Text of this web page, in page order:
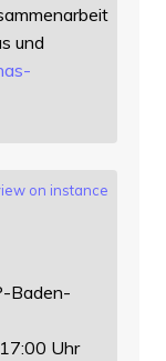
und
on instance
Baden-
Uhr